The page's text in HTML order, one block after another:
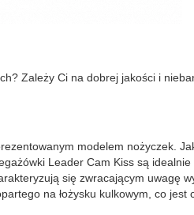
Zależy Ci na dobrej jakości i
modelem nożyczek.
Leader Cam Kiss są
się zwracającym
na łożysku kulkowym, co jest